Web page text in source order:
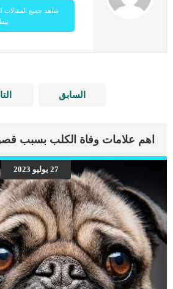
شاهد جميع المقالات
السابق
اهم علامات وفاة الكلب بسبب
27 يوليو 2023